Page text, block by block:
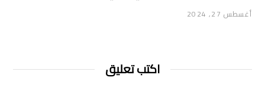
أغسطس 27, 2024
اكتب تعليق